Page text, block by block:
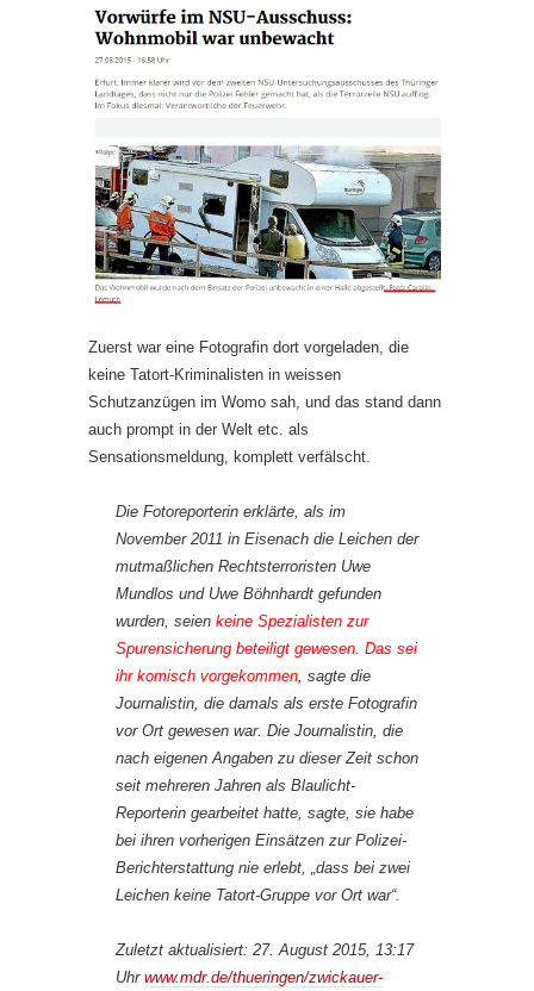
Zuerst war eine Fotografin dort vorgeladen, die
keine Tatort-Kriminalisten in weissen
Schutzanzügen im Womo sah, und das stand dann
auch prompt in der Welt etc. als
Sensationsmeldung, komplett verfälscht.
Die Fotoreporterin erklärte, als im
November 2011 in Eisenach die Leichen der
mutmaßlichen Rechtsterroristen Uwe
Mundlos und Uwe Böhnhardt gefunden
wurden, seien keine Spezialisten zur
Spurensicherung beteiligt gewesen. Das sei
ihr komisch vorgekommen, sagte die
Journalistin, die damals als erste Fotografin
vor Ort gewesen war. Die Journalistin, die
nach eigenen Angaben zu dieser Zeit schon
seit mehreren Jahren als Blaulicht-
Reporterin gearbeitet hatte, sagte, sie habe
bei ihren vorherigen Einsätzen zur Polizei-
Berichterstattung nie erlebt, „dass bei zwei
Leichen keine Tatort-Gruppe vor Ort war“.
Zuletzt aktualisiert: 27. August 2015, 13:17
Uhr www.mdr.de/thueringen/zwickauer-